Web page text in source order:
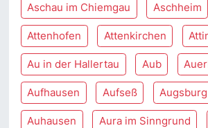
Aschau im Chiemgau Aschheim
Attenhofen Attenkirchen
Au in der Hallertau Aub
Aufhausen Aufseß Augsburg
Auhausen Aura im Sinngrund